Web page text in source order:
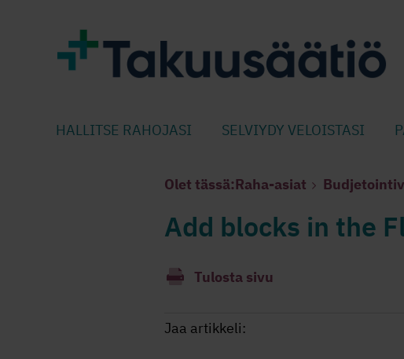
HALLITSE RAHOJASI SELVIYDY VELOISTASI
Olet tässä:Raha-asiat
Add blocks in the
Tulosta sivu
Jaa artikkeli: